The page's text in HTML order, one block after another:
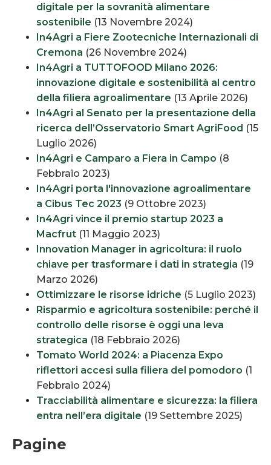
digitale per la sovranità alimentare
sostenibile (13 Novembre 2024)
In4Agri a Fiere Zootecniche Internazionali di
Cremona (26 Novembre 2024)
In4Agri a TUTTOFOOD Milano 2026:
innovazione digitale e sostenibilità al centro
della filiera agroalimentare (13 Aprile 2026)
In4Agri al Senato per la presentazione della
ricerca dell’Osservatorio Smart AgriFood (15
Luglio 2026)
In4Agri e Camparo a Fiera in Campo (8
Febbraio 2023)
In4Agri porta l'innovazione agroalimentare
a Cibus Tec 2023 (9 Ottobre 2023)
In4Agri vince il premio startup 2023 a
Macfrut (11 Maggio 2023)
Innovation Manager in agricoltura: il ruolo
chiave per trasformare i dati in strategia (19
Marzo 2026)
Ottimizzare le risorse idriche (5 Luglio 2023)
Risparmio e agricoltura sostenibile: perché il
controllo delle risorse è oggi una leva
strategica (18 Febbraio 2026)
Tomato World 2024: a Piacenza Expo
riflettori accesi sulla filiera del pomodoro (1
Febbraio 2024)
Tracciabilità alimentare e sicurezza: la filiera
entra nell’era digitale (19 Settembre 2025)
Pagine